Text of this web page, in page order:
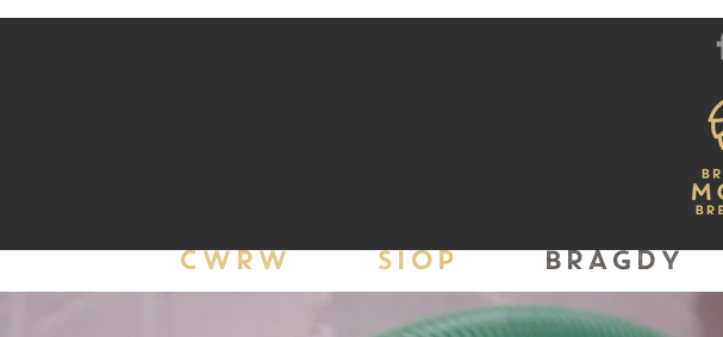
CWRW SIOP BRAGDY